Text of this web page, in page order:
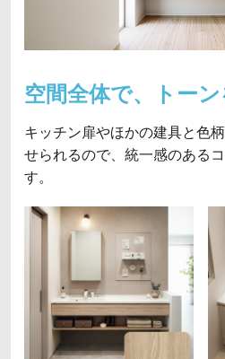
空間全体で、トーン
キッチン扉やほかの建具と色
せられるので、統一感のある
す。